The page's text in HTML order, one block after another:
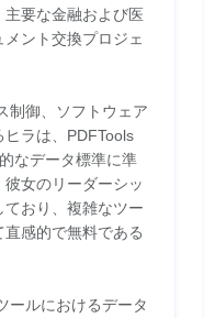
要な金融および医
ント交換プロジェ
制御、ソフトウェア
ラは、PDFTools
なデータ標準に準
女のリーダーシッ
おり、複雑なツー
感的で無料である
ールにおけるデータ